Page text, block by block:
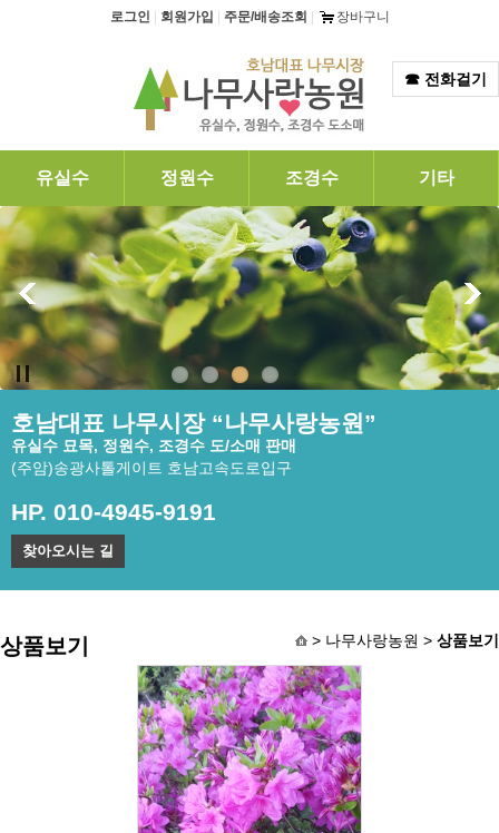
탑메뉴 바로가기로그인 회원가입 주문/배송조회 장바구니
☎ 전화걸기
유실수 정원수 조경수 기타
호남대표 나무시장 “나무사랑농원”
유실수 묘목, 정원수, 조경수 도/소매 판매
(주암)송광사톨게이트 호남고속도로입구
HP. 010-4945-9191
찾아오시는 길
상품보기 > 나무사랑농원 > 상품보기